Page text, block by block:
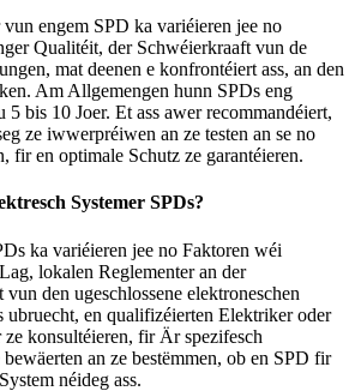
engem SPD ka variéieren jee no
Qualitéit, der Schwéierkraaft vun de
mat deenen e konfrontéiert ass, an den
Am Allgemengen hunn SPDs eng
5 bis 10 Joer. Et ass awer recommandéiert,
ze iwwerpréiwen an ze testen an se no
fir en optimale Schutz ze garantéieren.
Systemer SPDs?
ka variéieren jee no Faktoren wéi
lokalen Reglementer an der
den ugeschlossene elektroneschen
ubruecht, en qualifizéierten Elektriker oder
konsultéieren, fir Är spezifesch
an ze bestëmmen, ob en SPD fir
néideg ass.